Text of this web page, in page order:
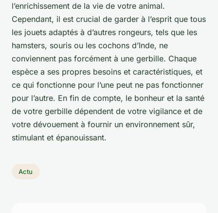
l’enrichissement de la vie de votre animal.
Cependant, il est crucial de garder à l’esprit que tous
les jouets adaptés à d’autres rongeurs, tels que les
hamsters, souris ou les cochons d’Inde, ne
conviennent pas forcément à une gerbille. Chaque
espèce a ses propres besoins et caractéristiques, et
ce qui fonctionne pour l’une peut ne pas fonctionner
pour l’autre. En fin de compte, le bonheur et la santé
de votre gerbille dépendent de votre vigilance et de
votre dévouement à fournir un environnement sûr,
stimulant et épanouissant.
Actu